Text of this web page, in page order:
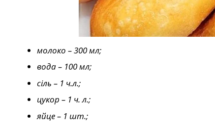
молоко – 300 мл;
вода – 100 мл;
сіль – 1 ч.л.;
цукор – 1 ч. л.;
яйце – 1 шт.;